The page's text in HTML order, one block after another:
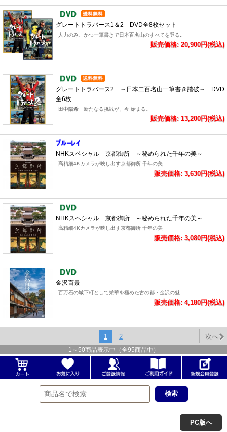
グレートトラバース1＆2 DVD全8枚セット
人力のみ、かつ一筆書きで日本百名山のすべてを登る..
販売価格: 20,900円(税込)
グレートトラバース2 ～日本二百名山一筆書き踏破～ DVD
全6枚
田中陽希 新たなる挑戦が、今 始まる。
販売価格: 13,200円(税込)
NHKスペシャル 京都御所 ～秘められた千年の美～
高精細4Kカメラが映し出す京都御所 千年の美
販売価格: 3,630円(税込)
NHKスペシャル 京都御所 ～秘められた千年の美～
高精細4Kカメラが映し出す京都御所 千年の美
販売価格: 3,080円(税込)
金沢百景
百万石の城下町として栄華を極めた古の都・金沢の魅..
販売価格: 4,180円(税込)
1 2 次へ
1 ～ 50商品表示中（全95商品中）
PC版へ